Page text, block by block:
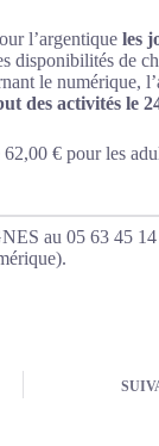
l’argentique les
disponibilités de
le numérique,
des activités le
€ pour les
au 05 63 45 14